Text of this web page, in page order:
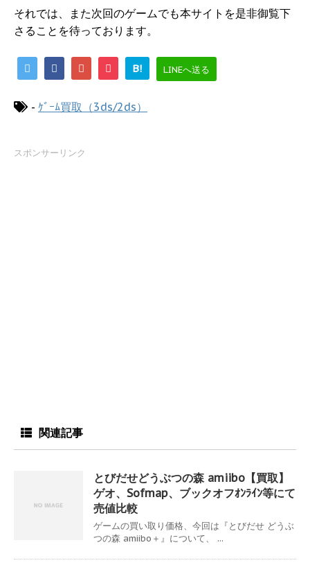
それでは、また次回のゲームでも本サイトを是非御覧下
さることを待っております。
B! LINEへ送る
- ｹﾞｰﾑ買取（3ds/2ds）
スポンサーリンク
関連記事
とびだせどうぶつの森 amiibo【買取】
ゲオ、Sofmap、ブックオフｵﾝﾗｲﾝ等にて
売値比較
ゲームの買い取り価格、今回は『とびだせ どうぶ
つの森 amiibo＋』について、 ...